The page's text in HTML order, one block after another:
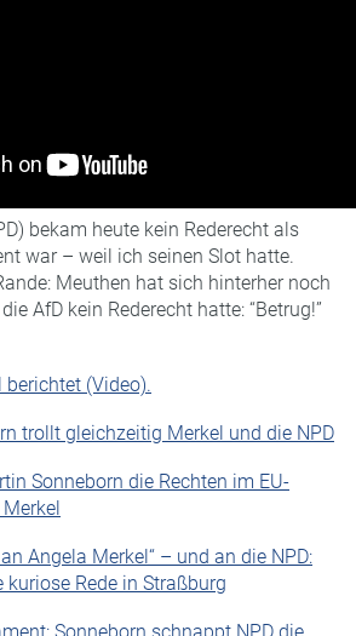
bekam heute kein Rederecht als
war – weil ich seinen Slot hatte.
Meuthen hat sich hinterher noch
AfD kein Rederecht hatte: “Betrug!”
berichtet (Video).
trollt gleichzeitig Merkel und die NPD
Sonneborn die Rechten im EU-
Angela Merkel“ – und an die NPD:
Rede in Straßburg